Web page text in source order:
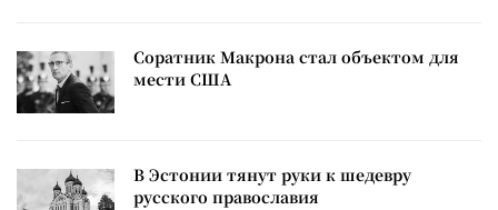
Соратник Макрона стал объектом для
мести США
В Эстонии тянут руки к шедевру
русского православия